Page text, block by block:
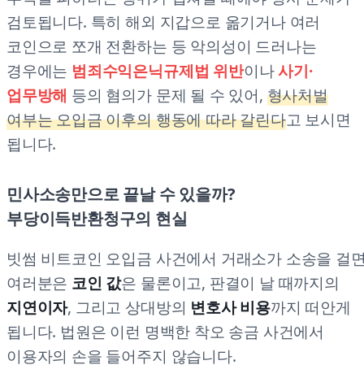
검토됩니다. 특히 해외 지갑으로 옮기거나 여러
코인으로 쪼개 전환하는 등 악의성이 드러나는
경우에는 범죄수익은닉규제법 위반이나사기·
업무방해 등의 혐의가 문제 될 수 있어, 형사처벌
여부는 오입금 이후의 행동에 따라 갈린다고 보시면
됩니다.
민사소송만으로 끝날 수 있을까?
부당이득반환청구의 현실
빗썸 비트코인 오입금 사건에서 거래소가 소송을 걸
여러분은 코인 값은 물론이고, 판결이 날 때까지의
지연이자, 그리고 상대방의 변호사 비용까지 떠안게
됩니다. 법원은 이런 명백한 착오 송금 사건에서
이용자의 손을 들어주지 않습니다.